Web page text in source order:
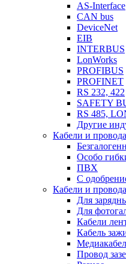
AS-Interface
CAN bus
DeviceNet
EIB
INTERBUS
LonWorks
PROFIBUS
PROFINET
RS 232, 422
SAFETY
RS 485,
Другие
Кабели и
Особо
ПВХ
С
Кабели и
Для
Для
Кабели
Кабель
Провод